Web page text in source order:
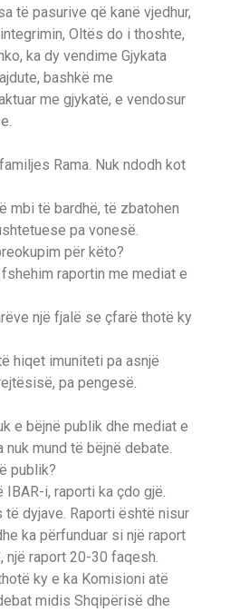
të pasurive që kanë vjedhur,
Oltës do i thoshte,
ka dy vendime Gjykata
bashkë me
me gjykatë, e vendosur
Rama. Nuk ndodh kot
mbi të bardhë, të zbatohen
pa vonesë.
për këto?
raportin me mediat e
një fjalë se çfarë thotë ky
hiqet imuniteti pa asnjë
pa pengesë.
e bëjnë publik dhe mediat e
mund të bëjnë debate.
publik?
i, raporti ka çdo gjë.
të dyjave. Raporti është nisur
ka përfunduar si një raport
një raport 20-30 faqesh.
ky e ka Komisioni atë
midis Shqipërisë dhe